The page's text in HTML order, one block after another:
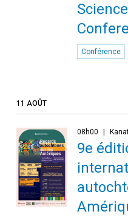
Conférence
11 AOÛT
08h00
9e